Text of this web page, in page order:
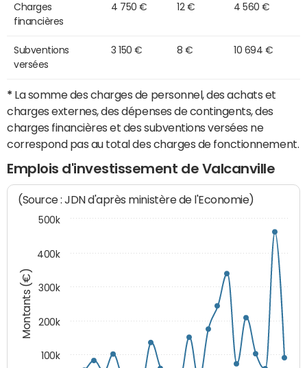
Charges
financières
4 750 € 12 € 4 560 €
Subventions
versées
3 150 € 8 € 10 694 €
* La somme des charges de personnel, des achats et
charges externes, des dépenses de contingents, des
charges financières et des subventions versées ne
correspond pas au total des charges de fonctionnement.
Emplois d'investissement de Valcanville
Montants (€)
(Source : JDN d'après ministère de l'Economie)
100k
200k
300k
400k
500k